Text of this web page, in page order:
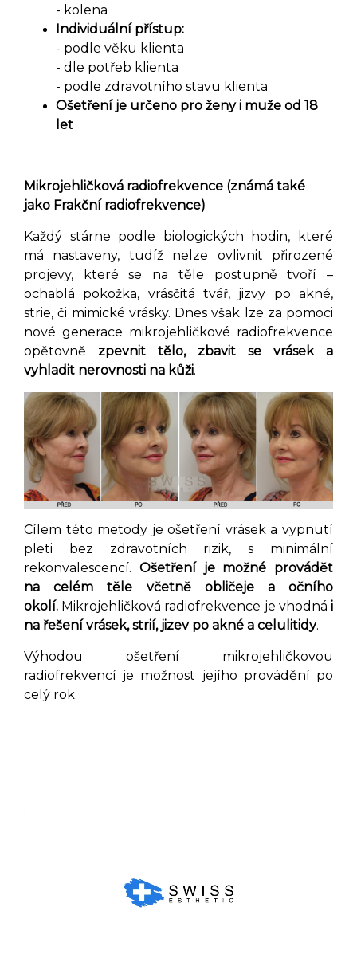
- kolena
Individuální přístup:
- podle věku klienta
- dle potřeb klienta
- podle zdravotního stavu klienta
Ošetření je určeno pro ženy i muže od 18
let
Mikrojehličková radiofrekvence (známá také
jako Frakční radiofrekvence)
Každý stárne podle biologických hodin, které
má nastaveny, tudíž nelze ovlivnit přirozené
projevy, které se na těle postupně tvoří –
ochablá pokožka, vrásčitá tvář, jizvy po akné,
strie, či mimické vrásky. Dnes však lze za pomoci
nové generace mikrojehličkové radiofrekvence
opětovně zpevnit tělo, zbavit se vrásek a
vyhladit nerovnosti na kůži.
Cílem této metody je ošetření vrásek a vypnutí
pleti bez zdravotních rizik, s minimální
rekonvalescencí. Ošetření je možné provádět
na celém těle včetně obličeje a očního
okolí. Mikrojehličková radiofrekvence je vhodnái
na řešení vrásek, strií, jizev po akné a celulitidy.
Výhodou ošetření mikrojehličkovou
radiofrekvencí je možnost jejího provádění po
celý rok.